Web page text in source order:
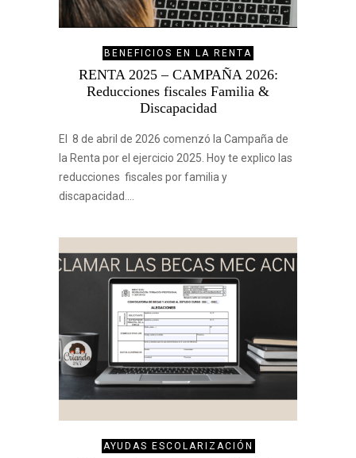
BENEFICIOS EN LA RENTA
RENTA 2025 – CAMPAÑA 2026:
Reducciones fiscales Familia &
Discapacidad
El 8 de abril de 2026 comenzó la Campaña de
la Renta por el ejercicio 2025. Hoy te explico las
reducciones fiscales por familia y
discapacidad.…
AYUDAS ESCOLARIZACIÓN